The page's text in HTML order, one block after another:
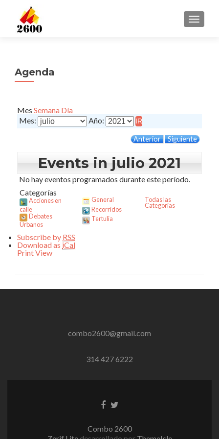
Agenda
Mes Semana Día
Mes:
Año:
Anterior Siguiente
Events in julio 2021
No hay eventos programados durante este período.
Categorías
Acciones en
calle
Debates
Urbanos
General
Recorridos
Tertulia
Todas las
Categorías
Subscribe by RSS
Download as iCal
PrintView
combo2600@gmail.com
314 427 6222
EnlaceEnlace
Combo 2600